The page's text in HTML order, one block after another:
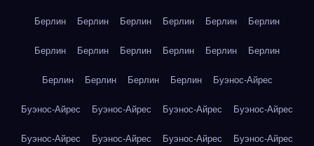
Берлин Берлин Берлин Берлин Берлин Берлин
Берлин Берлин Берлин Берлин Берлин Берлин
Берлин Берлин Берлин Берлин Буэнос-Айрес
Буэнос-Айрес Буэнос-Айрес Буэнос-Айрес Буэнос-Айрес
Буэнос-Айрес Буэнос-Айрес Буэнос-Айрес Буэнос-Айрес